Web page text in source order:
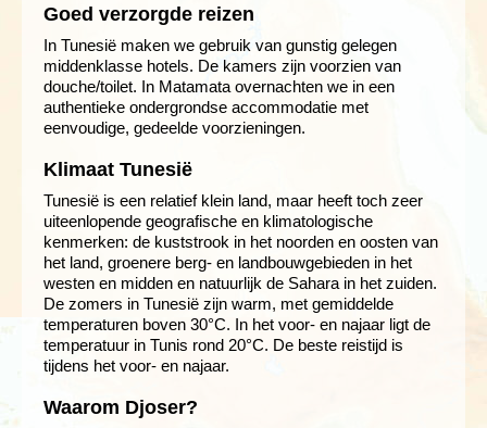
Goed verzorgde reizen
In Tunesië maken we gebruik van gunstig gelegen
middenklasse hotels. De kamers zijn voorzien van
douche/toilet. In Matamata overnachten we in een
authentieke ondergrondse accommodatie met
eenvoudige, gedeelde voorzieningen.
Klimaat Tunesië
Tunesië is een relatief klein land, maar heeft toch zeer
uiteenlopende geografische en klimatologische
kenmerken: de kuststrook in het noorden en oosten van
het land, groenere berg- en landbouwgebieden in het
westen en midden en natuurlijk de Sahara in het zuiden.
De zomers in Tunesië zijn warm, met gemiddelde
temperaturen boven 30°C. In het voor- en najaar ligt de
temperatuur in Tunis rond 20°C. De beste reistijd is
tijdens het voor- en najaar.
Waarom Djoser?